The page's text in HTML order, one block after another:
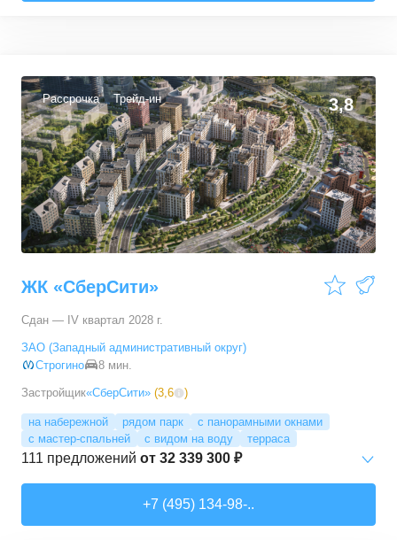
2-комн. кв. от13 372 380 ₽
53,05–62,7м² 10 предложений
3-комн. кв. от17 498 090 ₽
76,45–81,28м² 11 предложений
4-комн. кв. от24 367 690 ₽
Рассрочка Трейд-ин 3,8
ЖК «СберСити»
Сдан — IV квартал 2028 г.
ЗАО (Западный административный округ)
Строгино
8 мин.
Застройщик«СберСити» (3,6 )
на набережной рядом парк
с панорамными окнами
с мастер-спальней
с видом на воду терраса
111 предложений от 32 339 300 ₽
+7 (495) 134-98-..